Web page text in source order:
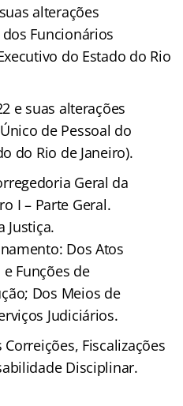
alterações
Funcionários
do Estado do Rio
e suas alterações
de Pessoal do
do Rio de Janeiro).
Geral da
I – Parte Geral.
Justiça.
Dos Atos
Funções de
Dos Meios de
Judiciários.
Fiscalizações
Disciplinar.